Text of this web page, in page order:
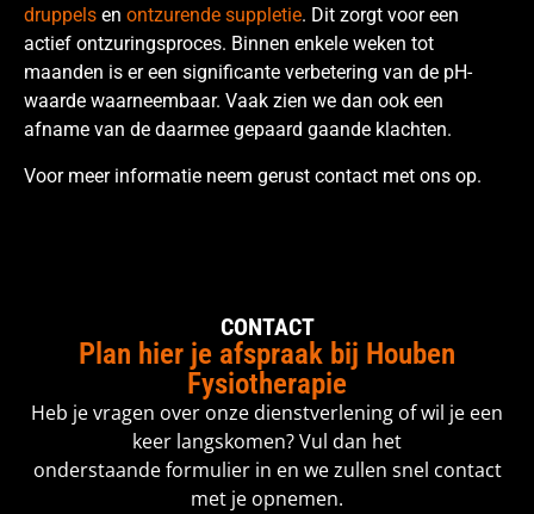
druppels en ontzurende suppletie. Dit zorgt voor een
actief ontzuringsproces. Binnen enkele weken tot
maanden is er een significante verbetering van de pH-
waarde waarneembaar. Vaak zien we dan ook een
afname van de daarmee gepaard gaande klachten.
Voor meer informatie neem gerust contact met ons op.
CONTACT
Plan hier je afspraak bij Houben
Fysiotherapie
Heb je vragen over onze dienstverlening of wil je een
keer langskomen? Vul dan het
onderstaande formulier in en we zullen snel contact
met je opnemen.